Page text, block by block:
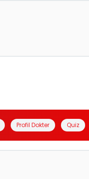
Profil Dokter Quiz